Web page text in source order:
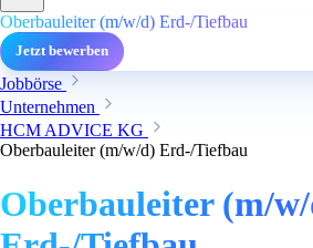
Oberbauleiter (m/w/d) Erd-/Tiefbau
Jetzt bewerben
Jobbörse
Unternehmen
HCM ADVICE KG
Oberbauleiter (m/w/d) Erd-/Tiefbau
Oberbauleiter (m/